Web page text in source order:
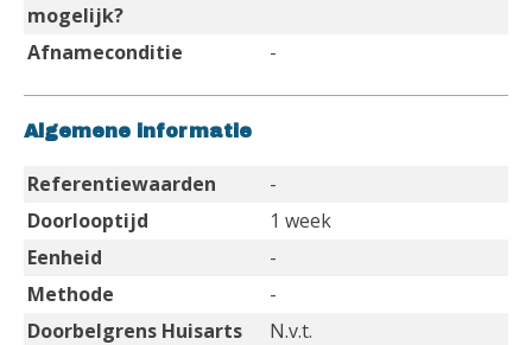
mogelijk?
Afnameconditie -
Algemene informatie
Referentiewaarden
-
Doorlooptijd
1 week
Eenheid
-
Methode
-
Doorbelgrens Huisarts
N.v.t.